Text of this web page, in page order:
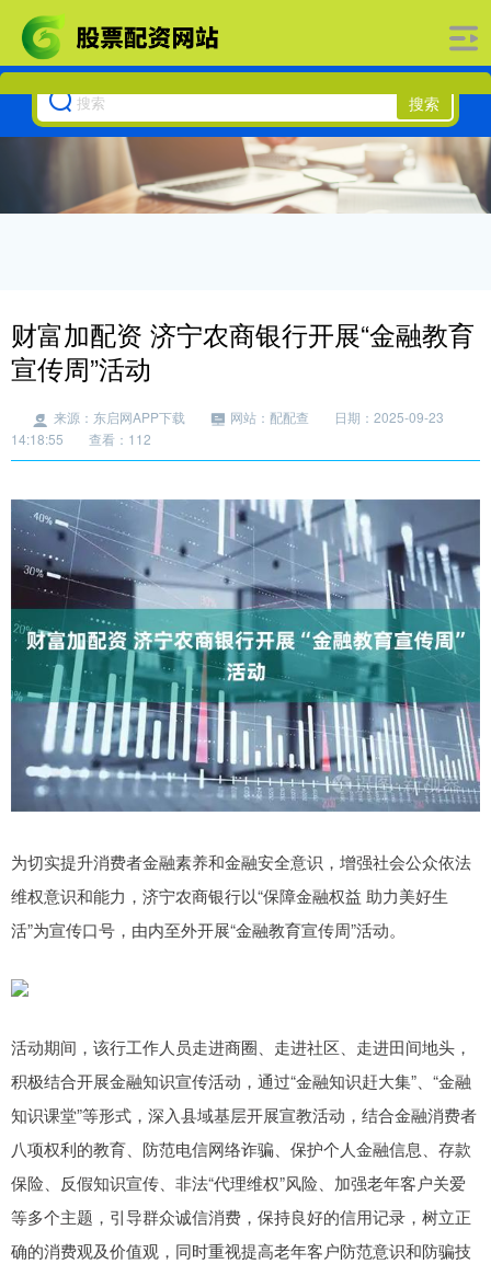
搜索
财富加配资 济宁农商银行开展“金融教育
宣传周”活动
来源：东启网APP下载 网站：配配查
日期：2025-09-23
14:18:55
查看：112
为切实提升消费者金融素养和金融安全意识，增强社会公众依法
维权意识和能力，济宁农商银行以“保障金融权益 助力美好生
活”为宣传口号，由内至外开展“金融教育宣传周”活动。
活动期间，该行工作人员走进商圈、走进社区、走进田间地头，
积极结合开展金融知识宣传活动，通过“金融知识赶大集”、“金融
知识课堂”等形式，深入县域基层开展宣教活动，结合金融消费者
八项权利的教育、防范电信网络诈骗、保护个人金融信息、存款
保险、反假知识宣传、非法“代理维权”风险、加强老年客户关爱
等多个主题，引导群众诚信消费，保持良好的信用记录，树立正
确的消费观及价值观，同时重视提高老年客户防范意识和防骗技